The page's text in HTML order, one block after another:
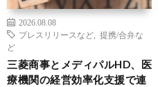
2026.08.08
プレスリリースなど
提携/合弁な
ど
三菱商事とメディパルHD、医
療機関の経営効率化支援で連